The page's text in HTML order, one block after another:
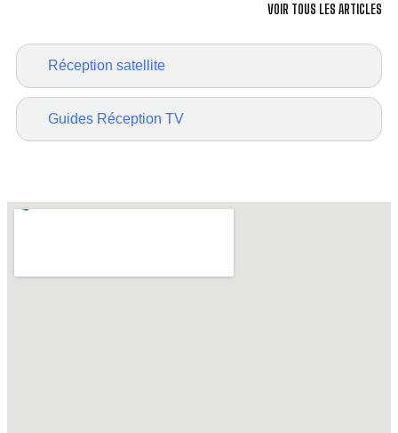
Réception satellite
Guides Réception TV
VOIR TOUS LES ARTICLES